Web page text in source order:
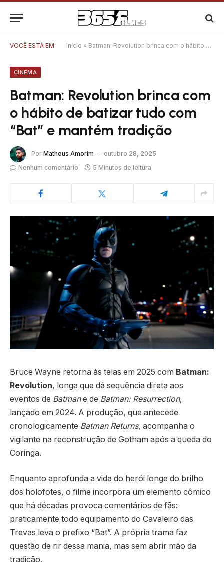
VOCÊ ESTÁ EM: Início » Batman: Revolution brinca com o hábito de batizar tudo com “Bat” e mantém tradição
CINEMA
Batman: Revolution brinca com
o hábito de batizar tudo com
“Bat” e mantém tradição
Por Matheus Amorim
outubro 28, 2025
Nenhum comentário
5 Minutos de leitura
Bruce Wayne retorna às telas em 2025 com Batman:
Revolution, longa que dá sequência direta aos
eventos de Batmane de Batman: Resurrection,
lançado em 2024. A produção, que antecede
cronologicamente Batman Returns, acompanha o
vigilante na reconstrução de Gotham após a queda do
Coringa.
Enquanto aprofunda a vida do herói longe do brilho
dos holofotes, o filme incorpora um elemento cômico
que há décadas provoca comentários de fãs:
praticamente todo equipamento do Cavaleiro das
Trevas leva o prefixo “Bat”. A própria trama faz
questão de rir dessa mania, mas sem abrir mão da
tradição.